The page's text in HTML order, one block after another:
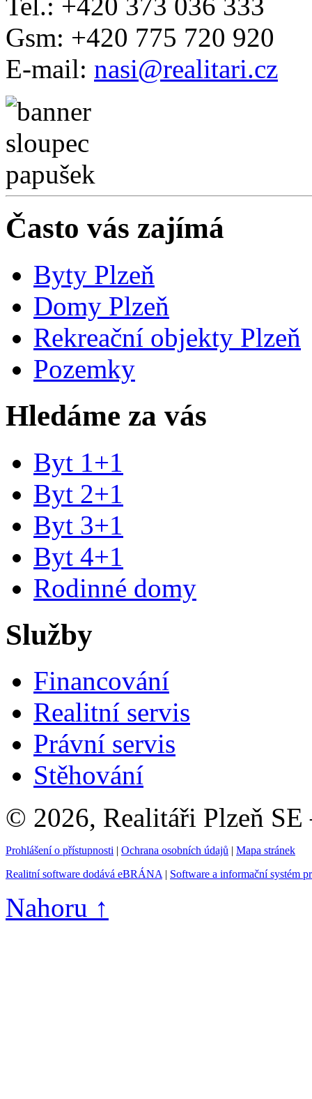
Gsm: +420 775 720 920
E-mail: nasi@realitari.cz
Často vás zajímá
Byty Plzeň
Domy Plzeň
Rekreační objekty Plzeň
Pozemky
Hledáme za vás
Byt 1+1
Byt 2+1
Byt 3+1
Byt 4+1
Rodinné domy
Služby
Financování
Realitní servis
Právní servis
Stěhování
© 2026, Realitáři Plzeň SE
Prohlášení o přístupnosti | Ochrana osobních údajů | Mapa stránek
Realitní software dodává eBRÁNA| Software a informační systém
Nahoru ↑